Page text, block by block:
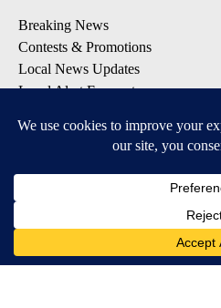
Breaking News
Contests & Promotions
Local News Updates
Local Alert Forecast
DOWNLOAD: KTVZ APPS